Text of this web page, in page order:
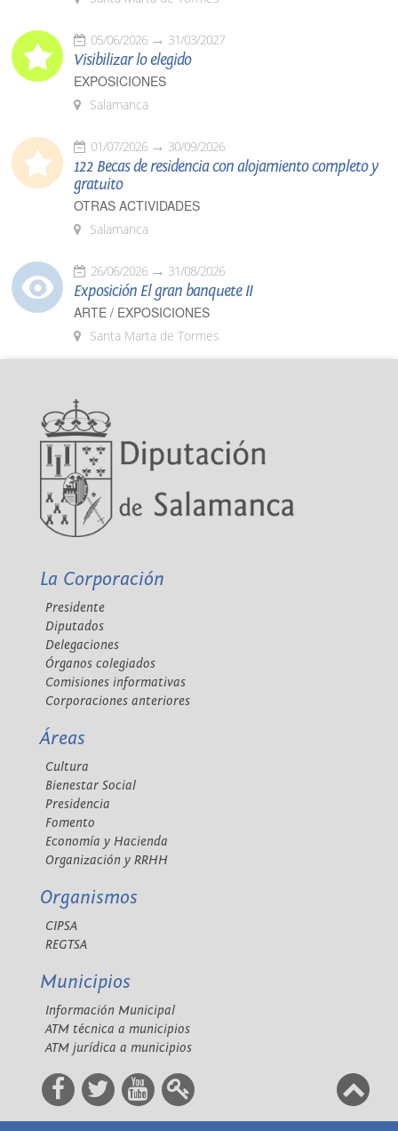
05/06/2026 31/03/2027
Visibilizar lo elegido
EXPOSICIONES
Salamanca
01/07/2026 30/09/2026
122 Becas de residencia con alojamiento completo y
gratuito
OTRAS ACTIVIDADES
Salamanca
26/06/2026 31/08/2026
Exposición El gran banquete II
ARTE / EXPOSICIONES
Santa Marta de Tormes
La Corporación
Presidente
Diputados
Delegaciones
Órganos colegiados
Comisiones informativas
Corporaciones anteriores
Áreas
Cultura
Bienestar Social
Presidencia
Fomento
Economía y Hacienda
Organización y RRHH
Organismos
CIPSA
REGTSA
Municipios
Información Municipal
ATM técnica a municipios
ATM jurídica a municipios